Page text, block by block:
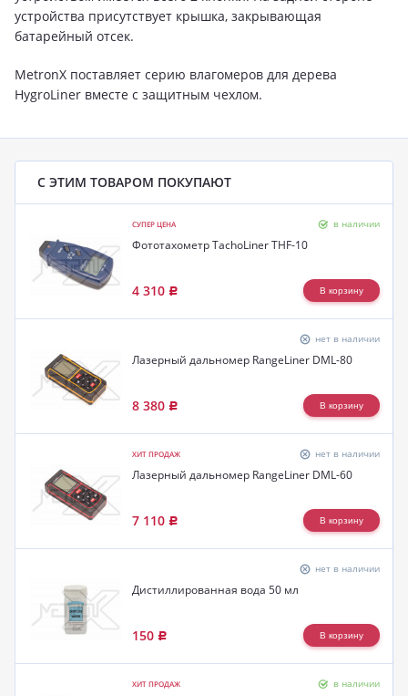
устройства присутствует крышка, закрывающая
батарейный отсек.
MetronX поставляет серию влагомеров для дерева
HygroLiner вместе с защитным чехлом.
С ЭТИМ ТОВАРОМ ПОКУПАЮТ
СУПЕР ЦЕНА в наличии
Фототахометр TachoLiner THF-10
4 310 Р
нет в наличии
Лазерный дальномер RangeLiner DML-80
8 380 Р
ХИТ ПРОДАЖ нет в наличии
Лазерный дальномер RangeLiner DML-60
7 110 Р
нет в наличии
Дистиллированная вода 50 мл
150 Р
ХИТ ПРОДАЖ в наличии